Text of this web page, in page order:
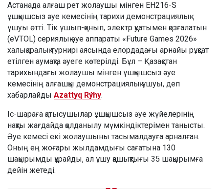
Астанада алғаш рет жолаушы мінген EH216-S
ұшқышсыз әуе кемесінің тарихи демонстрациялық
ұшуы өтті. Тік ұшып-қонып, электр қуатымен қозғалатын
(eVTOL) сериялық әуе аппараты «Future Games 2026»
халықаралық турнирі аясында елордадағы арнайы рұқсат
етілген аумақта әуеге көтерілді. Бұл – Қазақстан
тарихындағы жолаушы мінген ұшқышсыз әуе
кемесінің алғашқы демонстрациялық ұшуы, деп
хабарлайды Azattyq Rýhy.
Іс-шараға қатысушылар ұшқышсыз әуе жүйелерінің
нақты жағдайда қолданылу мүмкіндіктерімен танысты.
Әуе кемесі екі жолаушыны тасымалдауға арналған.
Оның ең жоғары жылдамдығы сағатына 130
шақырымды құрайды, ал ұшу қашықтығы 35 шақырымға
дейін жетеді.